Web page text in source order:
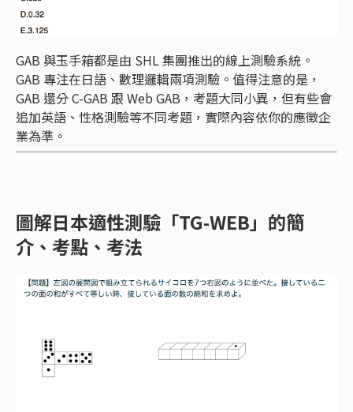
GAB 與玉手箱都是由 SHL 集團推出的線上測驗系統。
GAB 專注在日語、數理邏輯兩項測驗。值得注意的是，
GAB 還分 C-GAB 跟 Web GAB，考題大同小異，但有些會
追加英語、性格測驗等不同考題，實際內容依你的應徵企
業為準。
圖解日本適性測驗「TG-WEB」的簡
介、考點、考法